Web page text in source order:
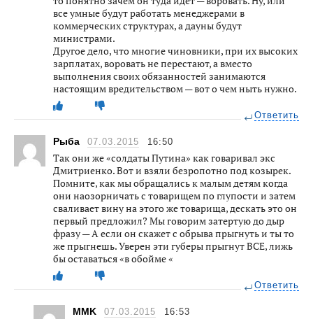
все умные будут работать менеджерами в
коммерческих структурах, а дауны будут
министрами.
Другое дело, что многие чиновники, при их высоких
зарплатах, воровать не перестают, а вместо
выполнения своих обязанностей занимаются
настоящим вредительством — вот о чем ныть нужно.
Ответить
Рыба 07.03.2015 16:50
Так они же «солдаты Путина» как говаривал экс
Дмитриенко. Вот и взяли безропотно под козырек.
Помните, как мы обращались к малым детям когда
они наозорничать с товарищем по глупости и затем
сваливает вину на этого же товарища, дескать это он
первый предложил? Мы говорим затертую до дыр
фразу — А если он скажет с обрыва прыгнуть и ты то
же прыгнешь. Уверен эти губеры прыгнут ВСЕ, лижь
бы оставаться «в обойме «
Ответить
MMK 07.03.2015 16:53